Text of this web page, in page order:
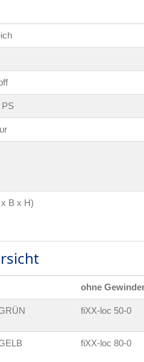
PS
B x H)
ohne
fiXX-loc 50-0
fiXX-loc 80-0